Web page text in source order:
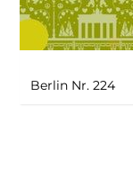
Berlin Nr. 224